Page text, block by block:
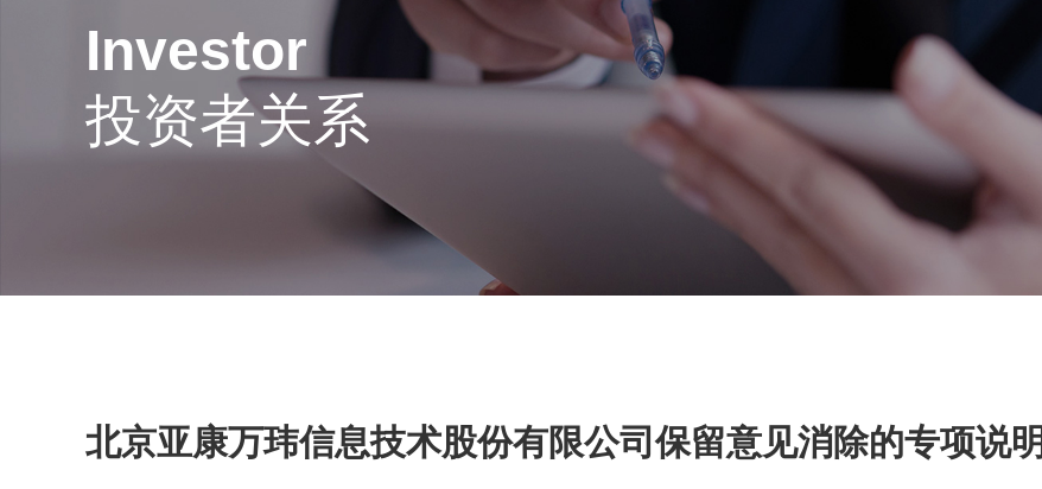
私有云建设服务
混合云管理服务
数据中心综合服务
集成交付服务
远程办公解决方案
视频会议解决方案
医疗行业解决方案
能源行业解决方案
电商行业解决方案
Investor
投资者关系
北京亚康万玮信息技术股份有限公司保留意见消除的专项说明